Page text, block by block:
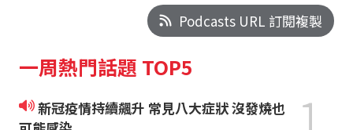
Podcasts URL 訂閱複製
一周熱門話題 TOP5
新冠疫情持續飆升 常見八大症狀 沒發燒也